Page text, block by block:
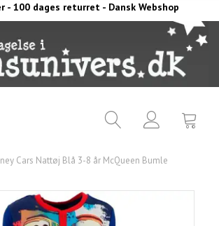
- 100 dages returret - Dansk Webshop
Cars Nattøj Blå 3-8 år McQueen Bumle